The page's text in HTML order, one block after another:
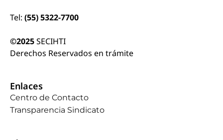
Tel: (55) 5322-7700
©2025SECIHTI
Derechos Reservados en trámite
Enlaces
Centro de Contacto
Transparencia Sindicato